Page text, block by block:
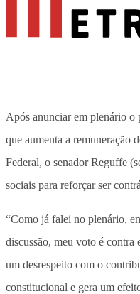
Após anunciar em plenário o
que aumenta a remuneração
Federal, o senador Reguffe
sociais para reforçar ser
“Como já falei no plenário,
discussão, meu voto é contra
um desrespeito com o
constitucional e gera um